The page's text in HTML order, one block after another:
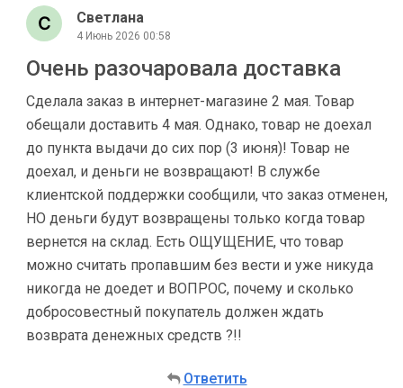
Светлана
4 Июнь 2026 00:58
Очень разочаровала доставка
Сделала заказ в интернет-магазине 2 мая. Товар
обещали доставить 4 мая. Однако, товар не доехал
до пункта выдачи до сих пор (3 июня)! Товар не
доехал, и деньги не возвращают! В службе
клиентской поддержки сообщили, что заказ отменен,
НО деньги будут возвращены только когда товар
вернется на склад. Есть ОЩУЩЕНИЕ, что товар
можно считать пропавшим без вести и уже никуда
никогда не доедет и ВОПРОС, почему и сколько
добросовестный покупатель должен ждать
возврата денежных средств ?!!
Ответить